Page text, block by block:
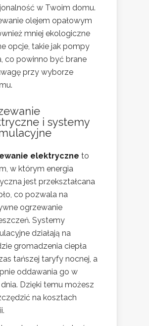
w Twoim domu.
olejem opałowym
mniej ekologiczne
opcje, takie jak pompy
co powinno być brane
przy wyborze
i systemy
elektryczne to
w którym energia
jest przekształcana
co pozwala na
ogrzewanie
Systemy
działają na
gromadzenia ciepła
tańszej taryfy nocnej, a
oddawania go w
Dzięki temu możesz
na kosztach